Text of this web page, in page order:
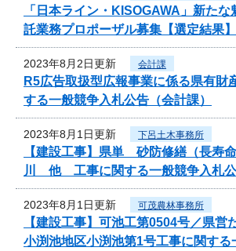
「日本ライン・KISOGAWA」新た
託業務プロポーザル募集【選定結果】
2023年8月2日更新 会計課
R5広告取扱型広報事業に係る県有財
する一般競争入札公告（会計課）
2023年8月1日更新 下呂土木事務所
【建設工事】県単 砂防修繕（長寿
川 他 工事に関する一般競争入札
2023年8月1日更新 可茂農林事務所
【建設工事】可池工第0504号／県営
小渕池地区小渕池第1号工事に関する